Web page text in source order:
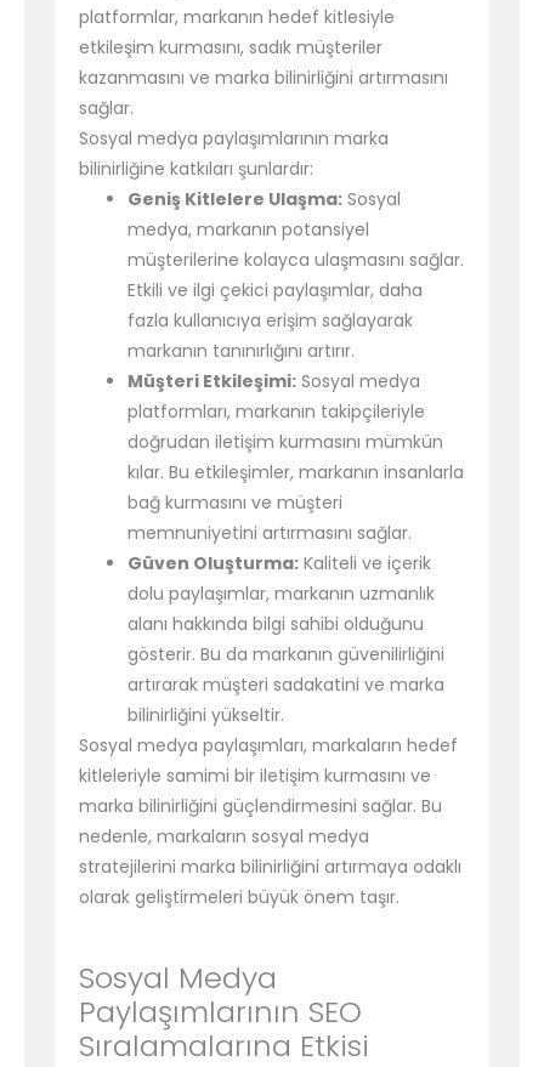
platformlar, markanın hedef kitlesiyle
etkileşim kurmasını, sadık müşteriler
kazanmasını ve marka bilinirliğini artırmasını
sağlar.
Sosyal medya paylaşımlarının marka
bilinirliğine katkıları şunlardır:
Geniş Kitlelere Ulaşma: Sosyal
medya, markanın potansiyel
müşterilerine kolayca ulaşmasını sağlar.
Etkili ve ilgi çekici paylaşımlar, daha
fazla kullanıcıya erişim sağlayarak
markanın tanınırlığını artırır.
Müşteri Etkileşimi: Sosyal medya
platformları, markanın takipçileriyle
doğrudan iletişim kurmasını mümkün
kılar. Bu etkileşimler, markanın insanlarla
bağ kurmasını ve müşteri
memnuniyetini artırmasını sağlar.
Güven Oluşturma: Kaliteli ve içerik
dolu paylaşımlar, markanın uzmanlık
alanı hakkında bilgi sahibi olduğunu
gösterir. Bu da markanın güvenilirliğini
artırarak müşteri sadakatini ve marka
bilinirliğini yükseltir.
Sosyal medya paylaşımları, markaların hedef
kitleleriyle samimi bir iletişim kurmasını ve
marka bilinirliğini güçlendirmesini sağlar. Bu
nedenle, markaların sosyal medya
stratejilerini marka bilinirliğini artırmaya odaklı
olarak geliştirmeleri büyük önem taşır.
Sosyal Medya
Paylaşımlarının SEO
Sıralamalarına Etkisi